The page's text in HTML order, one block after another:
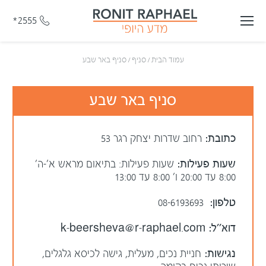
*2555
עמוד הבית/סניף /סניף באר שבע
סניף באר שבע
כתובת: רחוב שדרות יצחק רגר 53
שעות פעילות: שעות פעילות: בתיאום מראש א'-ה'
8:00 עד 20:00 ו' 8:00 עד 13:00
טלפון:
דוא׳׳ל: k-beersheva@r-raphael.com
נגישות: חניית נכים, מעלית, גישה לכיסא גלגלים,